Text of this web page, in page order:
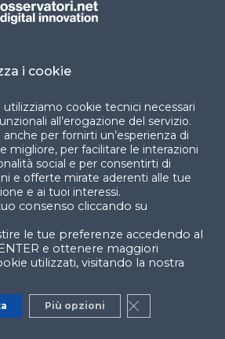
per i modelli di AI: correttezza
conformità regolatoria
Life Science: i principali trend
TEMATICO
as medical device: quali
applicare per operare con la
i cookie
cookie tecnici necessari
all’erogazione del servizio.
per fornirti un’esperienza di
migliore, per facilitare le interazioni
social e per consentirti di
e offerte mirate aderenti alle tue
e ai tuoi interessi.
consenso cliccando su
le tue preferenze accedendo al
e ottenere maggiori
utilizzati, visitando la nostra
Più opzioni Close GDPR